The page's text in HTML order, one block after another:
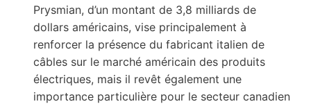
Prysmian, d’un montant de 3,8 milliards de
dollars américains, vise principalement à
renforcer la présence du fabricant italien de
câbles sur le marché américain des produits
électriques, mais il revêt également une
importance particulière pour le secteur canadien